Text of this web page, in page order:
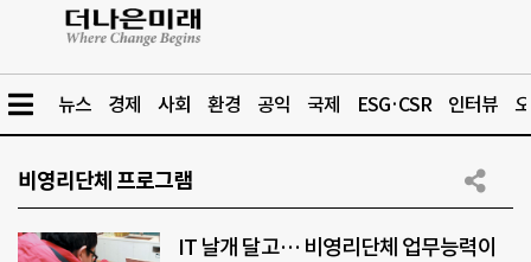
뉴스 경제 사회 환경 공익 국제 ESG·CSR 인터뷰
비영리단체 프로그램
IT 날개 달고… 비영리단체 업무능력이